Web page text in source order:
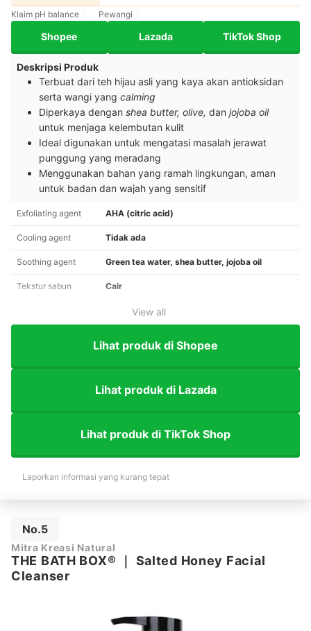
Klaim pH balance Pewangi
Shopee Lazada TikTok Shop
Deskripsi Produk
Terbuat dari teh hijau asli yang kaya akan antioksidan
serta wangi yang calming
Diperkaya dengan shea butter, olive, dan jojoba oil
untuk menjaga kelembutan kulit
Ideal digunakan untuk mengatasi masalah jerawat
punggung yang meradang
Menggunakan bahan yang ramah lingkungan, aman
untuk badan dan wajah yang sensitif
Exfoliating agent AHA (citric acid)
Cooling agent Tidak ada
Soothing agent Green tea water, shea butter, jojoba oil
Tekstur sabun Cair
View all
Lihat produk di Shopee
Lihat produk di Lazada
Lihat produk di TikTok Shop
Laporkan informasi yang kurang tepat
No.5
Mitra Kreasi Natural
THE BATH BOX®
Salted Honey Facial
Cleanser